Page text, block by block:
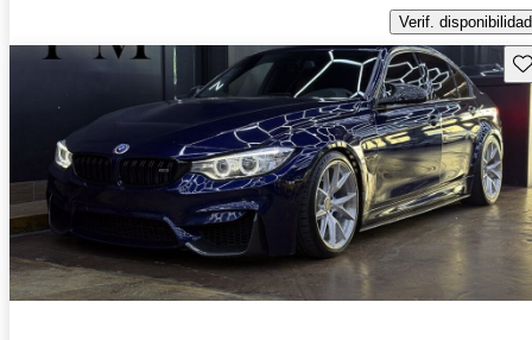
Verif. disponibilidad